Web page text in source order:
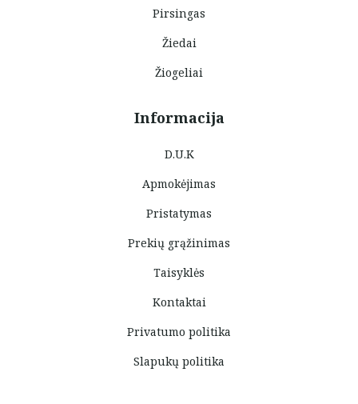
Pirsingas
Žiedai
Žiogeliai
Informacija
D.U.K
Apmokėjimas
Pristatymas
Prekių grąžinimas
Taisyklės
Kontaktai
Privatumo politika
Slapukų politika